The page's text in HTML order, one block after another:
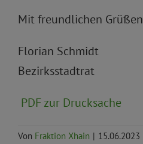
Mit freundlichen Grüßen
Florian Schmidt
Bezirksstadtrat
PDF zur Drucksache
Von Fraktion Xhain | 15.06.2023